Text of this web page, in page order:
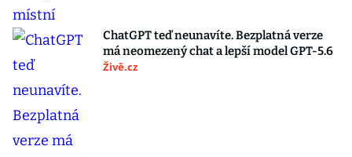
ChatGPT teď neunavíte. Bezplatná verze
má neomezený chat a lepší model GPT-5.6
Živě.cz